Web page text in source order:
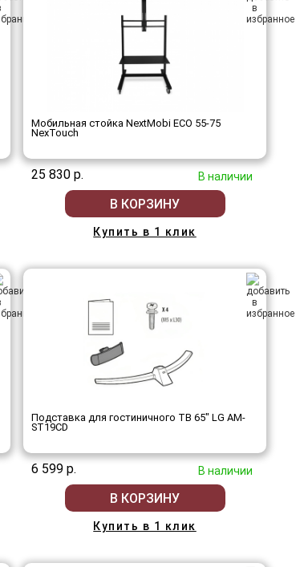
Мобильная стойка NextMobi ECO 55-75
NexTouch
25 830 р. В наличии
В КОРЗИНУ
Купить в 1 клик
Подставка для гостиничного ТВ 65" LG AM-
ST19CD
6 599 р. В наличии
В КОРЗИНУ
Купить в 1 клик